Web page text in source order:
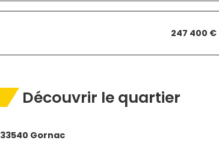
247 400 €
Découvrir le quartier
33540 Gornac